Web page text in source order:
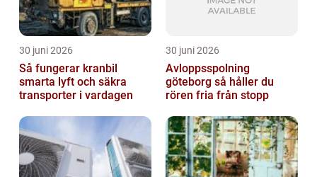
30 juni 2026
Så fungerar kranbil
smarta lyft och säkra
transporter i vardagen
30 juni 2026
Avloppsspolning
göteborg så håller du
rören fria från stopp